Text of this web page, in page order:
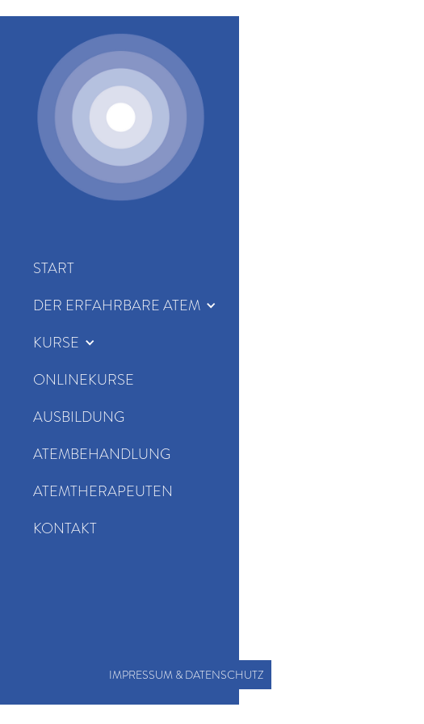
START
DER ERFAHRBARE ATEM
KURSE
ONLINEKURSE
AUSBILDUNG
ATEMBEHANDLUNG
ATEMTHERAPEUTEN
KONTAKT
IMPRESSUM & DATENSCHUTZ